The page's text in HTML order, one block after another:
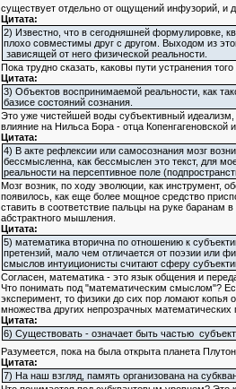
существует отдельно от ощущений инфузорий, и
Цитата:
2) Известно, что в сегодняшней формулировке,
плохо совместимы друг с другом. Выходом из
зависящей от него физической реальности.
Пока трудно сказать, каковы пути устранения
Цитата:
3) Объектов воспринимаемой реальности, как
базисе состояний сознания.
Это уже чистейшей воды субъективный
влияние на Нильса Бора - отца Копенгагеновской
Цитата:
4) В акте рефлексии или самосознания мозг
бессмысленна, как бессмыслен это текст, для
реальности на персептивное поле
Мозг возник, по ходу эволюции, как инструмент,
появилось, как еще более мощное средство
ставить в соответствие пальцы на руке баранам
абстрактного мышления.
Цитата:
5) математика вторична по отношению к
претензий, мало чем отличается от поэзии или
смыслов интуиционисты считают сферу
Согласен, математика - это язык общения и
Что понимать под "математическим смыслом"?
эксперимент, то физики до сих пор ломают копья
множества других непрозрачных
Цитата:
6) Существовать - означает быть частью
Разумеется, пока на была открыта планета
Цитата:
7) На наш взгляд, память организована на